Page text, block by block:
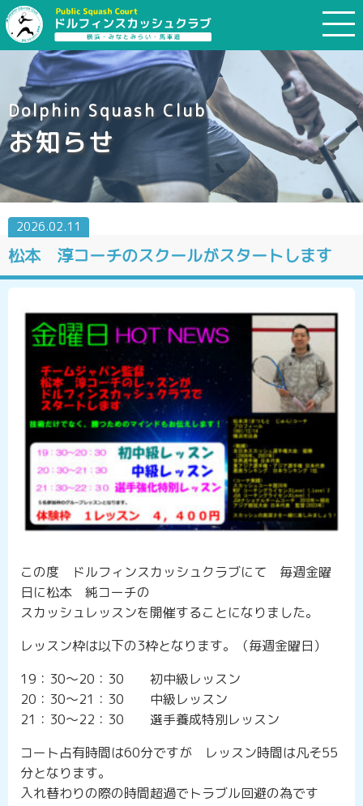
Dolphin Squash Club
お知らせ
松本 淳コーチのスクールがスタートします
2026.02.11
この度 ドルフィンスカッシュクラブにて 毎週金曜
日に松本 純コーチの
スカッシュレッスンを開催することになりました。
レッスン枠は以下の3枠となります。（毎週金曜日）
19：30～20：30 初中級レッスン
20：30～21：30 中級レッスン
21：30～22：30 選手養成特別レッスン
コート占有時間は60分ですが レッスン時間は凡そ55
分となります。
入れ替わりの際の時間超過でトラブル回避の為です